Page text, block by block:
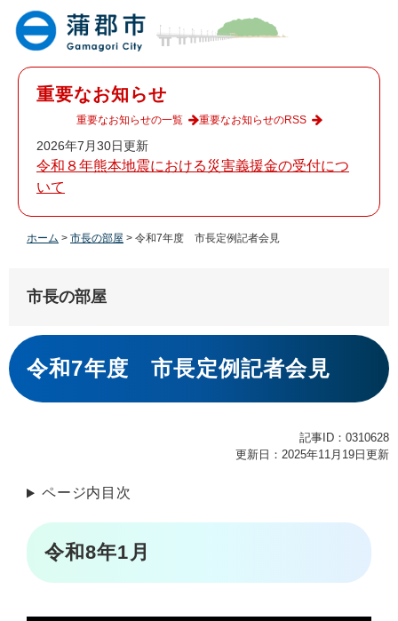
重要なお知らせ
2026年7月30日更新
令和８年熊本地震における災害義援金の受付につ
いて
重要なお知らせの一覧 重要なお知らせのRSS
ホーム > 市長の部屋 > 令和7年度 市長定例記者会見
市長の部屋
本
文
令和7年度 市長定例記者会見
記事ID：0310628
更新日：2025年11月19日更新
ページ内目次
令和8年1月